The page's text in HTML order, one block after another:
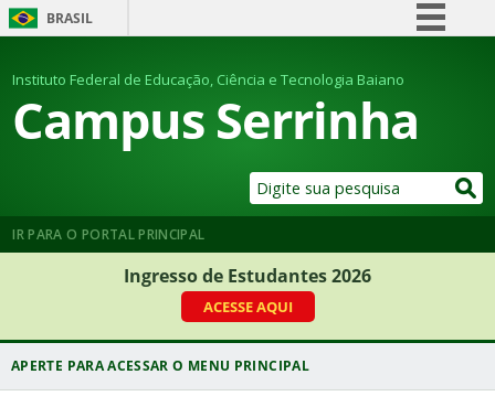
BRASIL
Comunica BR
Participe
Legislação
Instituto Federal de Educação, Ciência e Tecnologia Baiano
Campus Serrinha
IR PARA O PORTAL PRINCIPAL
Ingresso de Estudantes 2026
ACESSE AQUI